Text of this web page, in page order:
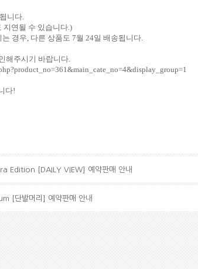
니다.
지연될 수 있습니다.)
는 경우, 다른 상품도 7월 24일 배송됩니다.
해주시기 바랍니다.
다!
Edition [DAILY VIEW] 예약판매 안내
[단발머리] 예약판매 안내